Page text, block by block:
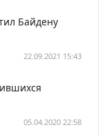
Байдену
22.09.2021 15:43
05.04.2020 22:58